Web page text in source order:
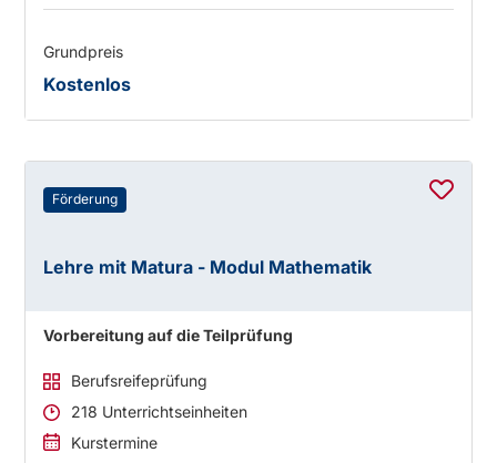
Grundpreis
Kostenlos
Förderung
Lehre mit Matura - Modul Mathematik
Vorbereitung auf die Teilprüfung
Berufsreifeprüfung
218 Unterrichtseinheiten
Kurstermine